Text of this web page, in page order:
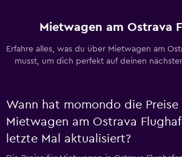
Mietwagen am Ostrava
Erfahre alles, was du über Mietwagen am
musst, um dich perfekt auf deinen
Wann hat momondo die Preise
Mietwagen am Ostrava
letzte Mal aktualisiert?